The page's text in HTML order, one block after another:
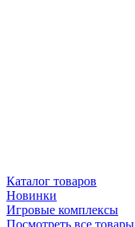
Каталог товаров
Новинки
Игровые комплексы